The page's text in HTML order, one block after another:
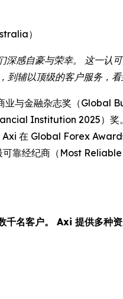
）
感自豪与荣幸。 这一认
辅以顶级的客户服务，
业与金融杂志奖（
Institution 2025）
在 Global Forex
靠经纪商（Most
名客户。 Axi 提供多种